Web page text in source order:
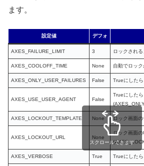
ます。
設定値 デフォ
AXES_FAILURE_LIMIT 3 ロックされ
AXES_COOLOFF_TIME None 自動でロッ
AXES_ONLY_USER_FAILURES False Trueにした
AXES_USE_USER_AGENT False
Trueにした
AXES_LOCKOUT_TEMPLATE None ロック画面
AXES_LOCKOUT_URL None
ロック画面
AXES_VERBOSE True Trueにした
スクロールできます